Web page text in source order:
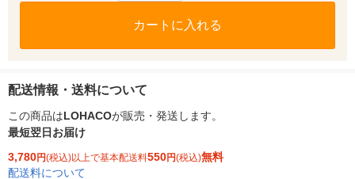
カートに入れる
配送情報・送料について
この商品はLOHACOが販売・発送します。
最短翌日お届け
3,780円(税込)以上で基本配送料550円(税込)無料
配送料について